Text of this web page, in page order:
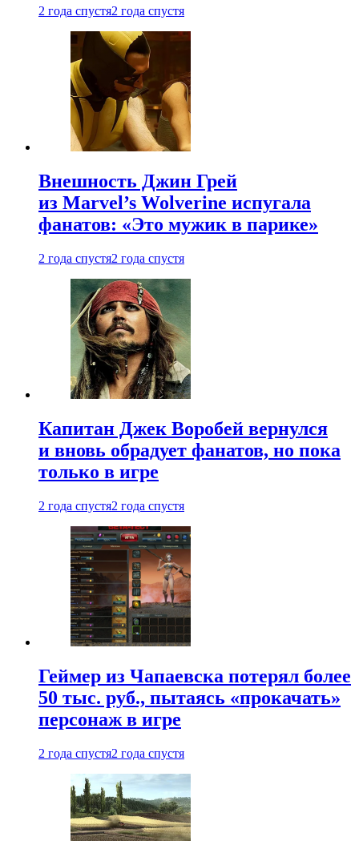
2 года спустя2 года спустя
Внешность Джин Грей
из Marvel’s Wolverine испугала
фанатов: «Это мужик в парике»
2 года спустя2 года спустя
Капитан Джек Воробей вернулся
и вновь обрадует фанатов, но пока
только в игре
2 года спустя2 года спустя
Геймер из Чапаевска потерял более
50 тыс. руб., пытаясь «прокачать»
персонаж в игре
2 года спустя2 года спустя